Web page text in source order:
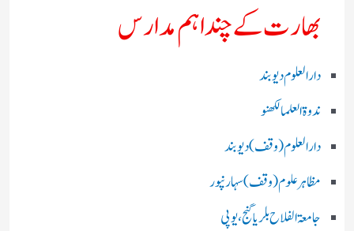
بھارت کے چند اہم مدارس
دارالعلوم دیوبند
ندوۃالعلما لکھنو
دارالعلوم (وقف)دیوبند
مظاہرعلوم (وقف)سہارنپور
جامعۃ الفلاح بلریاگنج،یوپی